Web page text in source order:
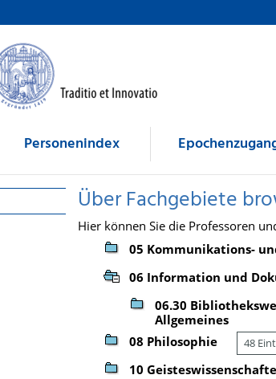
Personenindex
Über Fachgebiete
Hier können Sie die Professoren
05 Kommunikations-
06 Information und
06.30
Allgemeines
08 Philosophie 48
10